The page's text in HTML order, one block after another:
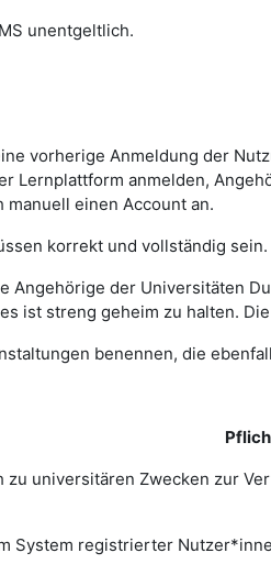
unentgeltlich.
vorherige Anmeldung der
Lernplattform anmelden,
einen Account an.
korrekt und vollständig sein.
Angehörige der Universitäten
ist streng geheim zu halten.
benennen, die
zu universitären Zwecken zur
System registrierter